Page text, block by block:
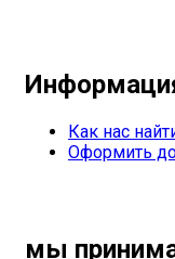
Как нас
Оформить
мы